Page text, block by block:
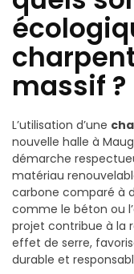
massif ?
L’utilisation d’une
nouvelle halle à
démarche
matériau
carbone comparé à
comme le béton ou
projet contribue à la
effet de serre,
durable et